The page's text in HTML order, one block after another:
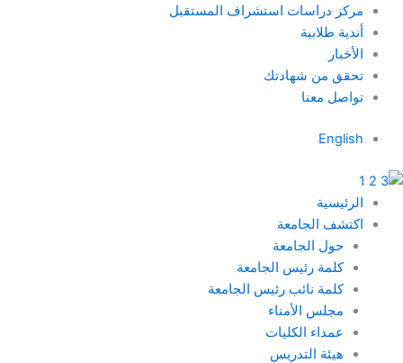
تخطي
المحتوى
مركز دراسات استشراف المستقبل
أندية طلابية
الأخبار
تحقق من شهادتك
تواصل معنا
English
الرئيسية
اكتشف الجامعة
حول الجامعة
كلمة رئيس الجامعة
كلمة نائب رئيس الجامعة
مجلس الأمناء
عمداء الكليات
هيئة التدريس